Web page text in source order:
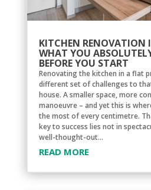
KITCHEN RENOVATION
WHAT YOU
BEFORE YOU START
Renovating the kitchen in a flat
different set of challenges to
house. A smaller space, more
manoeuvre – and yet this is
the most of every centimetre.
key to success lies not in
well-thought-out...
READ MORE